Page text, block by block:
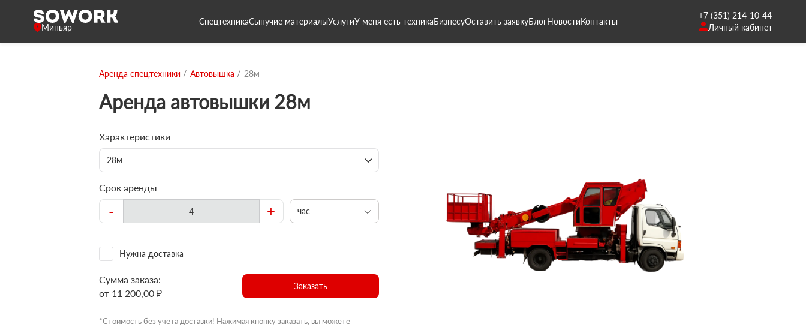
Миньяр
СпецтехникаСыпучие материалыУслугиУ меня есть техникаБизнесуОставить заявкуБлогНовостиКонтакты
+7 (351) 214-10-44
Личный кабинет
Аренда спец.техники Автовышка 28м
Аренда автовышки 28м
Характеристики
28м
Срок аренды
- + час
Нужна доставка
Сумма заказа:
от 11 200,00 ₽
Заказать
*Стоимость без учета доставки! Нажимая кнопку заказать, вы можете